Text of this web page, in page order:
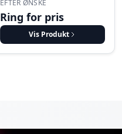
EFTER ØNSKE
Ring for pris
Vis Produkt